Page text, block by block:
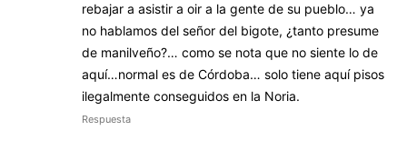
rebajar a asistir a oir a la gente de su pueblo… ya
no hablamos del señor del bigote, ¿tanto presume
de manilveño?… como se nota que no siente lo de
aquí…normal es de Córdoba… solo tiene aquí pisos
ilegalmente conseguidos en la Noria.
Respuesta